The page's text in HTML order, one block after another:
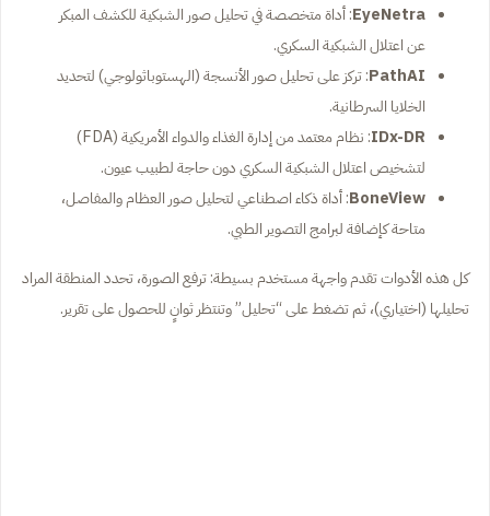
EyeNetra: أداة متخصصة في تحليل صور الشبكية للكشف المبكر
عن اعتلال الشبكية السكري.
PathAI: تركز على تحليل صور الأنسجة (الهستوباثولوجي) لتحديد
الخلايا السرطانية.
IDx-DR
: نظام معتمد من إدارة الغذاء والدواء الأمريكية (FDA)
لتشخيص اعتلال الشبكية السكري دون حاجة لطبيب عيون.
BoneView: أداة ذكاء اصطناعي لتحليل صور العظام والمفاصل،
متاحة كإضافة لبرامج التصوير الطبي.
كل هذه الأدوات تقدم واجهة مستخدم بسيطة: ترفع الصورة، تحدد المنطقة المراد
تحليلها (اختياري)، ثم تضغط على “تحليل” وتنتظر ثوانٍ للحصول على تقرير.